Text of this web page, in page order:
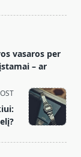
vasaros per
– ar